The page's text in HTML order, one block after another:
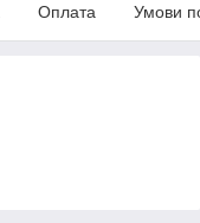
Оплата Умови